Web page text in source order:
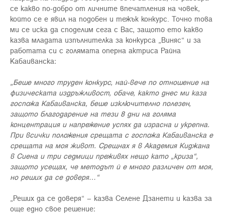
се какво по-добро от личните впечатления на човек,
който се е явил на подобен и тежък конкурс. Точно това
ми се иска да споделим сега с Вас, защото ето какво
казва младата изпълнителка за конкурса „Виняс“ и за
работата си с голямата оперна актриса Райна
Кабаиванска:
„Беше много труден конкурс, най-вече по отношение на
физическата издръжливост, обаче, както днес ми каза
госпожа Кабаиванска, беше изключително полезен,
защото благодарение на тези 8 дни на голяма
концентрация и напрежение успях да израсна и укрепна.
При всички положения срещата с госпожа Кабаиванска е
срещата на моя живот. Срещнах я в Академия Киджана
в Сиена и три седмици преживях нещо като „криза“,
защото усещах, че методът й е много различен от моя,
но реших да се доверя…“
„Реших да се доверя“ – казва Селене Дзанети и казва за
още едно свое решение: